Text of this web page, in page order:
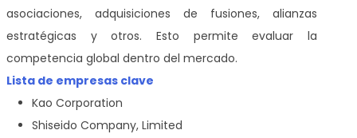
asociaciones, adquisiciones de fusiones, alianzas
estratégicas y otros. Esto permite evaluar la
competencia global dentro del mercado.
Lista de empresas clave
Kao Corporation
Shiseido Company, Limited